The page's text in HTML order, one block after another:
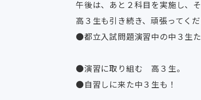
午後は、あと２科目を実施し、
高３生も引き続き、頑張ってくだ
●都立入試問題演習中の中３生
●演習に取り組む 高３生。
●自習しに来た中３生も！